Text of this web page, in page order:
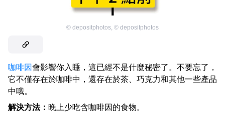
© depositphotos © depositphotos
咖啡因會影響你入睡，這已經不是什麼秘密了。不要忘了，
它不僅存在於咖啡中，還存在於茶、巧克力和其他一些產品
中哦。
解決方法： 晚上少吃含咖啡因的食物。